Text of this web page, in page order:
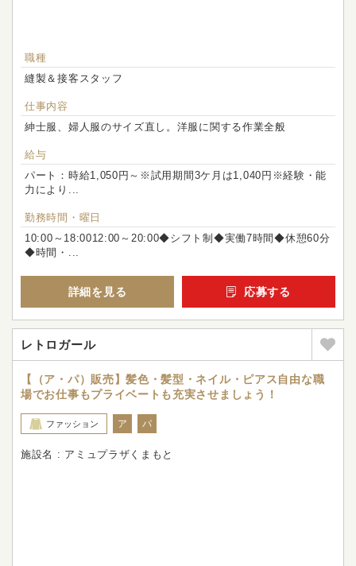
職種
縫製＆接客スタッフ
仕事内容
紳士服、婦人服のサイズ直し。洋服に関する作業全般
給与
パート：時給1,050円～※試用期間3ケ月は1,040円※経験・能
力により...
勤務時間・曜日
10:00～18:0012:00～20:00◆シフト制◆実働7時間◆休憩60分
◆時間・...
詳細を見る 応募する
レトロガール
【（ア・パ）販売】髪色・髪型・ネイル・ピアス自由な職
場でお仕事もプライベートも充実させましょう！
ファッション ア パ
施設名 : アミュプラザくまもと